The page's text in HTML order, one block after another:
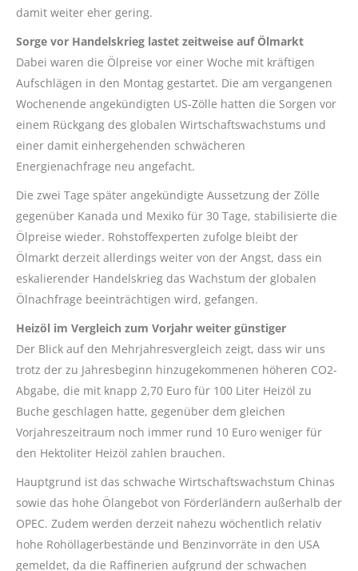
damit weiter eher gering.
Sorge vor Handelskrieg lastet zeitweise auf Ölmarkt
Dabei waren die Ölpreise vor einer Woche mit kräftigen
Aufschlägen in den Montag gestartet. Die am vergangenen
Wochenende angekündigten US-Zölle hatten die Sorgen vor
einem Rückgang des globalen Wirtschaftswachstums und
einer damit einhergehenden schwächeren
Energienachfrage neu angefacht.
Die zwei Tage später angekündigte Aussetzung der Zölle
gegenüber Kanada und Mexiko für 30 Tage, stabilisierte die
Ölpreise wieder. Rohstoffexperten zufolge bleibt der
Ölmarkt derzeit allerdings weiter von der Angst, dass ein
eskalierender Handelskrieg das Wachstum der globalen
Ölnachfrage beeinträchtigen wird, gefangen.
Heizöl im Vergleich zum Vorjahr weiter günstiger
Der Blick auf den Mehrjahresvergleich zeigt, dass wir uns
trotz der zu Jahresbeginn hinzugekommenen höheren CO2-
Abgabe, die mit knapp 2,70 Euro für 100 Liter Heizöl zu
Buche geschlagen hatte, gegenüber dem gleichen
Vorjahreszeitraum noch immer rund 10 Euro weniger für
den Hektoliter Heizöl zahlen brauchen.
Hauptgrund ist das schwache Wirtschaftswachstum Chinas
sowie das hohe Ölangebot von Förderländern außerhalb der
OPEC. Zudem werden derzeit nahezu wöchentlich relativ
hohe Rohöllagerbestände und Benzinvorräte in den USA
gemeldet, da die Raffinerien aufgrund der schwachen